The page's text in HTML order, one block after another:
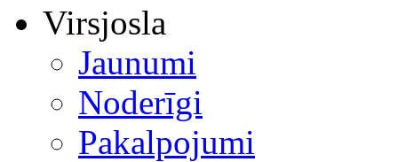
Virsjosla
Jaunumi
Noderīgi
Pakalpojumi